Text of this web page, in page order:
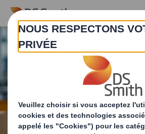
Skip to main content